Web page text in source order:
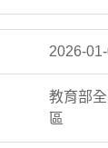
2026-
教育部
區